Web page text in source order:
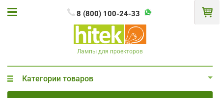
8 (800) 100-24-33
Лампы для проекторов
Категории товаров